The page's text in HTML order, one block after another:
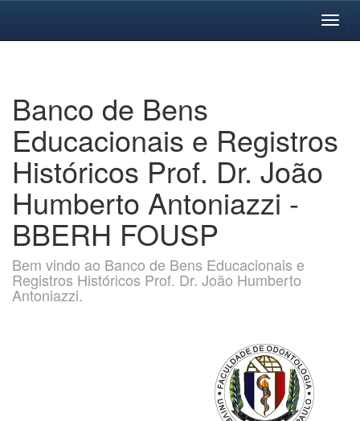
Banco de Bens
Educacionais e Registros
Históricos Prof. Dr. João
Humberto Antoniazzi -
BBERH FOUSP
Bem vindo ao Banco de Bens Educacionais e
Registros Históricos Prof. Dr. João Humberto
Antoniazzi.